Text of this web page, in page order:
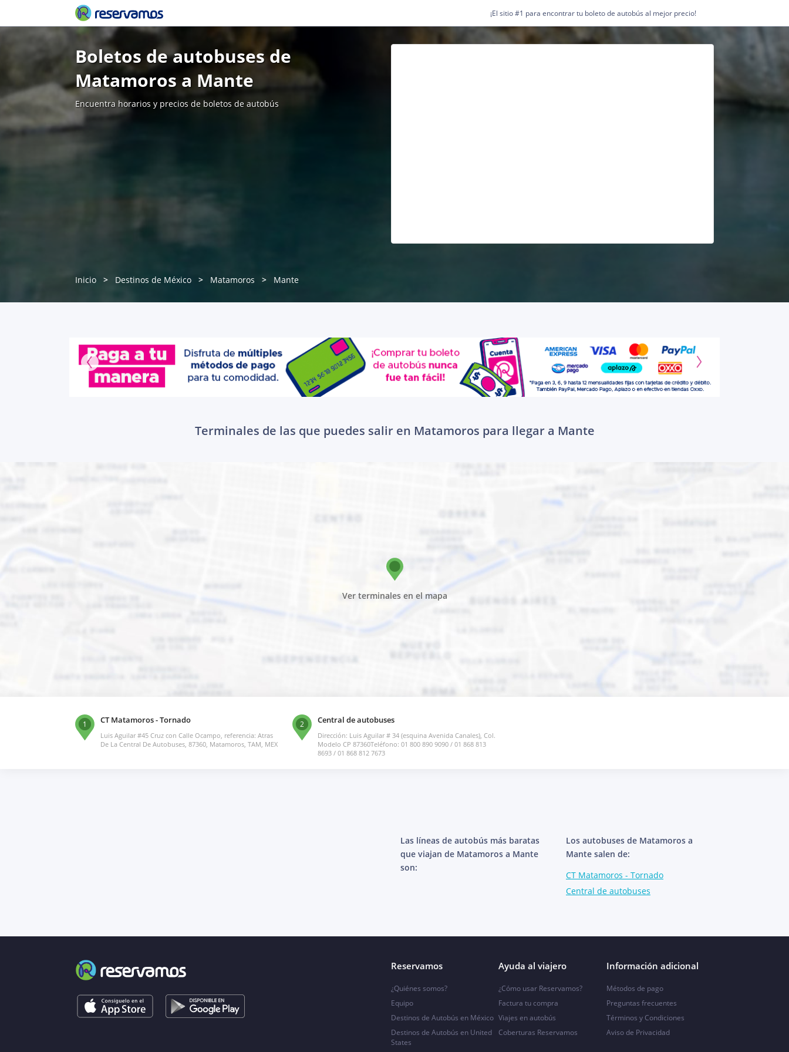
¡El sitio #1 para encontrar tu boleto de autobús al mejor precio!
Boletos de autobuses de
Matamoros a Mante
Encuentra horarios y precios de boletos de autobús
Inicio Destinos de México Matamoros Mante
Terminales de las que puedes salir en Matamoros para llegar a Mante
Ver terminales en el mapa
1 CT Matamoros - Tornado
Luis Aguilar #45 Cruz con Calle Ocampo, referencia: Atras
De La Central De Autobuses, 87360, Matamoros, TAM, MEX
2 Central de autobuses
Dirección: Luis Aguilar # 34 (esquina Avenida Canales), Col.
Modelo CP 87360Teléfono: 01 800 890 9090 / 01 868 813
8693 / 01 868 812 7673
Las líneas de autobús más baratas
que viajan de Matamoros a Mante
son:
Los autobuses de Matamoros a
Mante salen de:
CT Matamoros - Tornado
Central de autobuses
Reservamos
¿Quiénes somos?
Equipo
Destinos de Autobús en México
Destinos de Autobús en United
States
Ayuda al viajero
¿Cómo usar Reservamos?
Factura tu compra
Viajes en autobús
Coberturas Reservamos
Información adicional
Métodos de pago
Preguntas frecuentes
Términos y Condiciones
Aviso de Privacidad